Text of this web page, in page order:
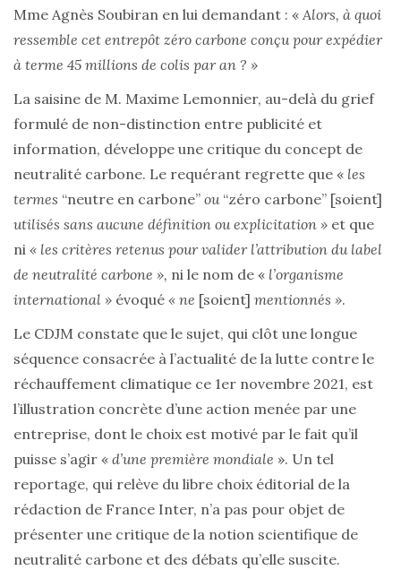
Mme Agnès Soubiran en lui demandant : « Alors, à quoi
ressemble cet entrepôt zéro carbone conçu pour expédier
à terme 45 millions de colis par an ? »
La saisine de M. Maxime Lemonnier, au-delà du grief
formulé de non-distinction entre publicité et
information, développe une critique du concept de
neutralité carbone. Le requérant regrette que « les
termes “neutre en carbone” ou “zéro carbone” [soient]
utilisés sans aucune définition ou explicitation » et que
ni « les critères retenus pour valider l’attribution du label
de neutralité carbone », ni le nom de « l’organisme
international » évoqué « ne [soient] mentionnés ».
Le CDJM constate que le sujet, qui clôt une longue
séquence consacrée à l’actualité de la lutte contre le
réchauffement climatique ce 1er novembre 2021, est
l’illustration concrète d’une action menée par une
entreprise, dont le choix est motivé par le fait qu’il
puisse s’agir « d’une première mondiale ». Un tel
reportage, qui relève du libre choix éditorial de la
rédaction de France Inter, n’a pas pour objet de
présenter une critique de la notion scientifique de
neutralité carbone et des débats qu’elle suscite.